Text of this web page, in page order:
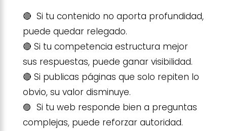
🔴 Si tu contenido no aporta profundidad,
puede quedar relegado.
🔴 Si tu competencia estructura mejor
sus respuestas, puede ganar visibilidad.
🔴 Si publicas páginas que solo repiten lo
obvio, su valor disminuye.
🟣 Si tu web responde bien a preguntas
complejas, puede reforzar autoridad.